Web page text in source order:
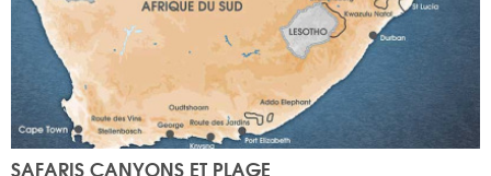
SAFARIS CANYONS ET PLAGE